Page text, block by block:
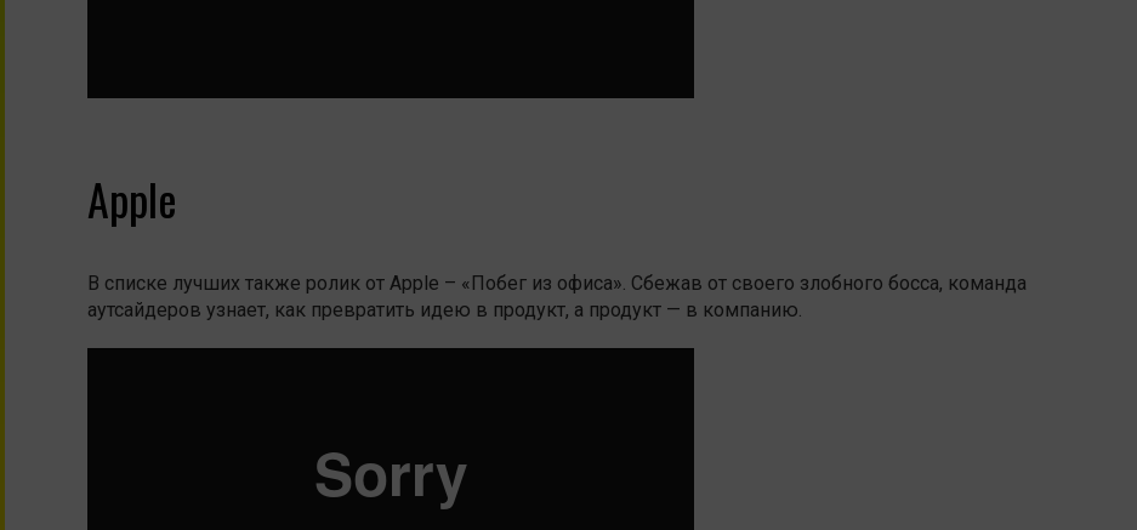
Apple
В списке лучших также ролик от Apple – «Побег из офиса». Сбежав от своего злобного босса, команда
аутсайдеров узнает, как превратить идею в продукт, а продукт — в компанию.